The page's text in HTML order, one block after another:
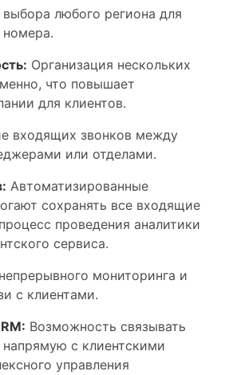
любого региона для
номера.
Организация нескольких
что повышает
для клиентов.
входящих звонков между
или отделами.
Автоматизированные
сохранять все входящие
проведения аналитики
сервиса.
мониторинга и
с клиентами.
Возможность связывать
с клиентскими
управления